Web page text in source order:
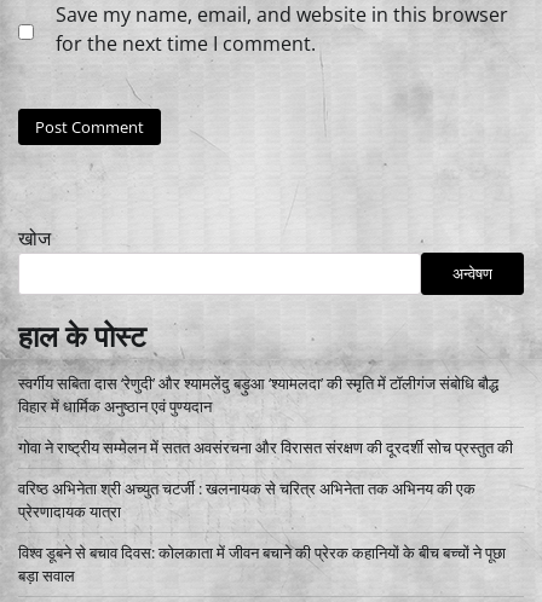
Save my name, email, and website in this browser
for the next time I comment.
खोज
अन्वेषण
हाल के पोस्ट
स्वर्गीय सबिता दास ‘रेणुदी’ और श्यामलेंदु बड़ुआ ‘श्यामलदा’ की स्मृति में टॉलीगंज संबोधि बौद्ध
विहार में धार्मिक अनुष्ठान एवं पुण्यदान
गोवा ने राष्ट्रीय सम्मेलन में सतत अवसंरचना और विरासत संरक्षण की दूरदर्शी सोच प्रस्तुत की
वरिष्ठ अभिनेता श्री अच्युत चटर्जी : खलनायक से चरित्र अभिनेता तक अभिनय की एक
प्रेरणादायक यात्रा
विश्व डूबने से बचाव दिवस: कोलकाता में जीवन बचाने की प्रेरक कहानियों के बीच बच्चों ने पूछा
बड़ा सवाल